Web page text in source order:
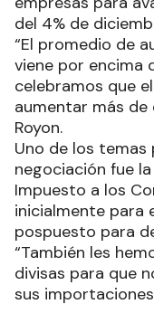
del 4% de
“El promedio de
viene por encima
celebramos que
aumentar más de
Royon.
Uno de los
negociación fue
Impuesto a los
inicialmente para
pospuesto para
“También les
divisas para que
sus